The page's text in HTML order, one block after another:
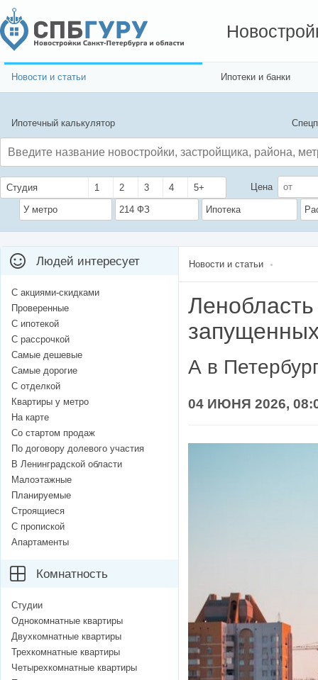
Новости и статьи Ипотеки и банки
Ипотечный калькулятор
Студия 1 2 3 4 5+ Цена
У метро 214 ФЗ Ипотека
Новости и статьи
А в
04 ИЮНЯ 2026,
Людей интересует
С акциями-скидками
Проверенные
С ипотекой
С рассрочкой
Самые дешевые
Самые дорогие
С отделкой
Квартиры у метро
На карте
Со стартом продаж
По договору долевого участия
В Ленинградской области
Малоэтажные
Планируемые
Строящиеся
С пропиской
Апартаменты
Комнатность
Студии
Однокомнатные квартиры
Двухкомнатные квартиры
Трехкомнатные квартиры
Четырехкомнатные квартиры